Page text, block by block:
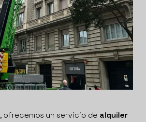
, ofrecemos un servicio de alquiler